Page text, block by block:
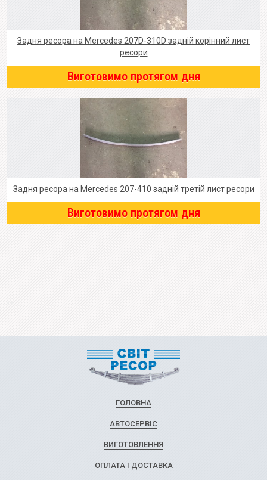
Задня ресора на Mercedes 207D-310D задній корінний лист
ресори
Виготовимо протягом дня
Задня ресора на Mercedes 207-410 задній третій лист ресори
Виготовимо протягом дня
ГОЛОВНА
АВТОСЕРВІС
ВИГОТОВЛЕННЯ
ОПЛАТА І ДОСТАВКА